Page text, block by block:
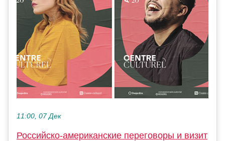
11:00, 07 Дек
Российско-американские переговоры и визит